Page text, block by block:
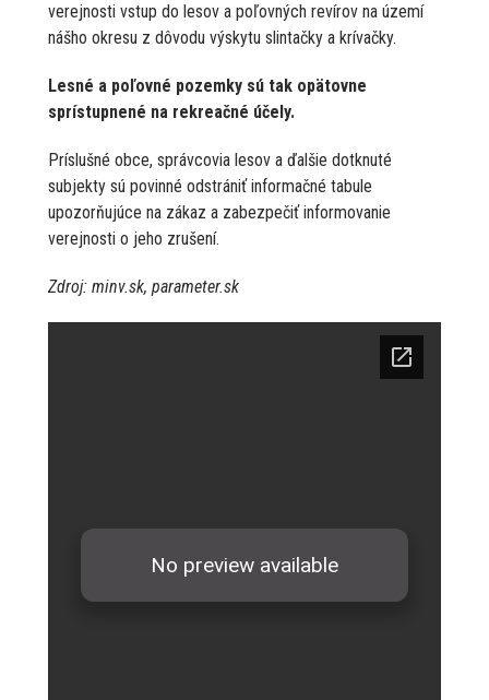
verejnosti vstup do lesov a poľovných revírov na území
nášho okresu z dôvodu výskytu slintačky a krívačky.
Lesné a poľovné pozemky sú tak opätovne
sprístupnené na rekreačné účely.
Príslušné obce, správcovia lesov a ďalšie dotknuté
subjekty sú povinné odstrániť informačné tabule
upozorňujúce na zákaz a zabezpečiť informovanie
verejnosti o jeho zrušení.
Zdroj: minv.sk, parameter.sk